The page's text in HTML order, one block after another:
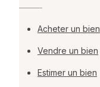
Acheter un bien
Vendre un bien
Estimer un bien